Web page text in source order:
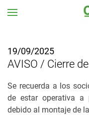
19/09/2025
AVISO / Cierre
Se recuerda a los
de estar operativa a
debido al montaje de